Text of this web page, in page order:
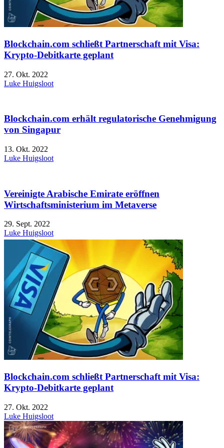
Blockchain.com schließt Partnerschaft mit Visa:
Krypto-Debitkarte geplant
27. Okt. 2022
Luke Huigsloot
Blockchain.com erhält regulatorische Genehmigung
von Singapur
13. Okt. 2022
Luke Huigsloot
Vereinigte Arabische Emirate eröffnen
Wirtschaftsministerium im Metaverse
29. Sept. 2022
Luke Huigsloot
Blockchain.com schließt Partnerschaft mit Visa:
Krypto-Debitkarte geplant
27. Okt. 2022
Luke Huigsloot